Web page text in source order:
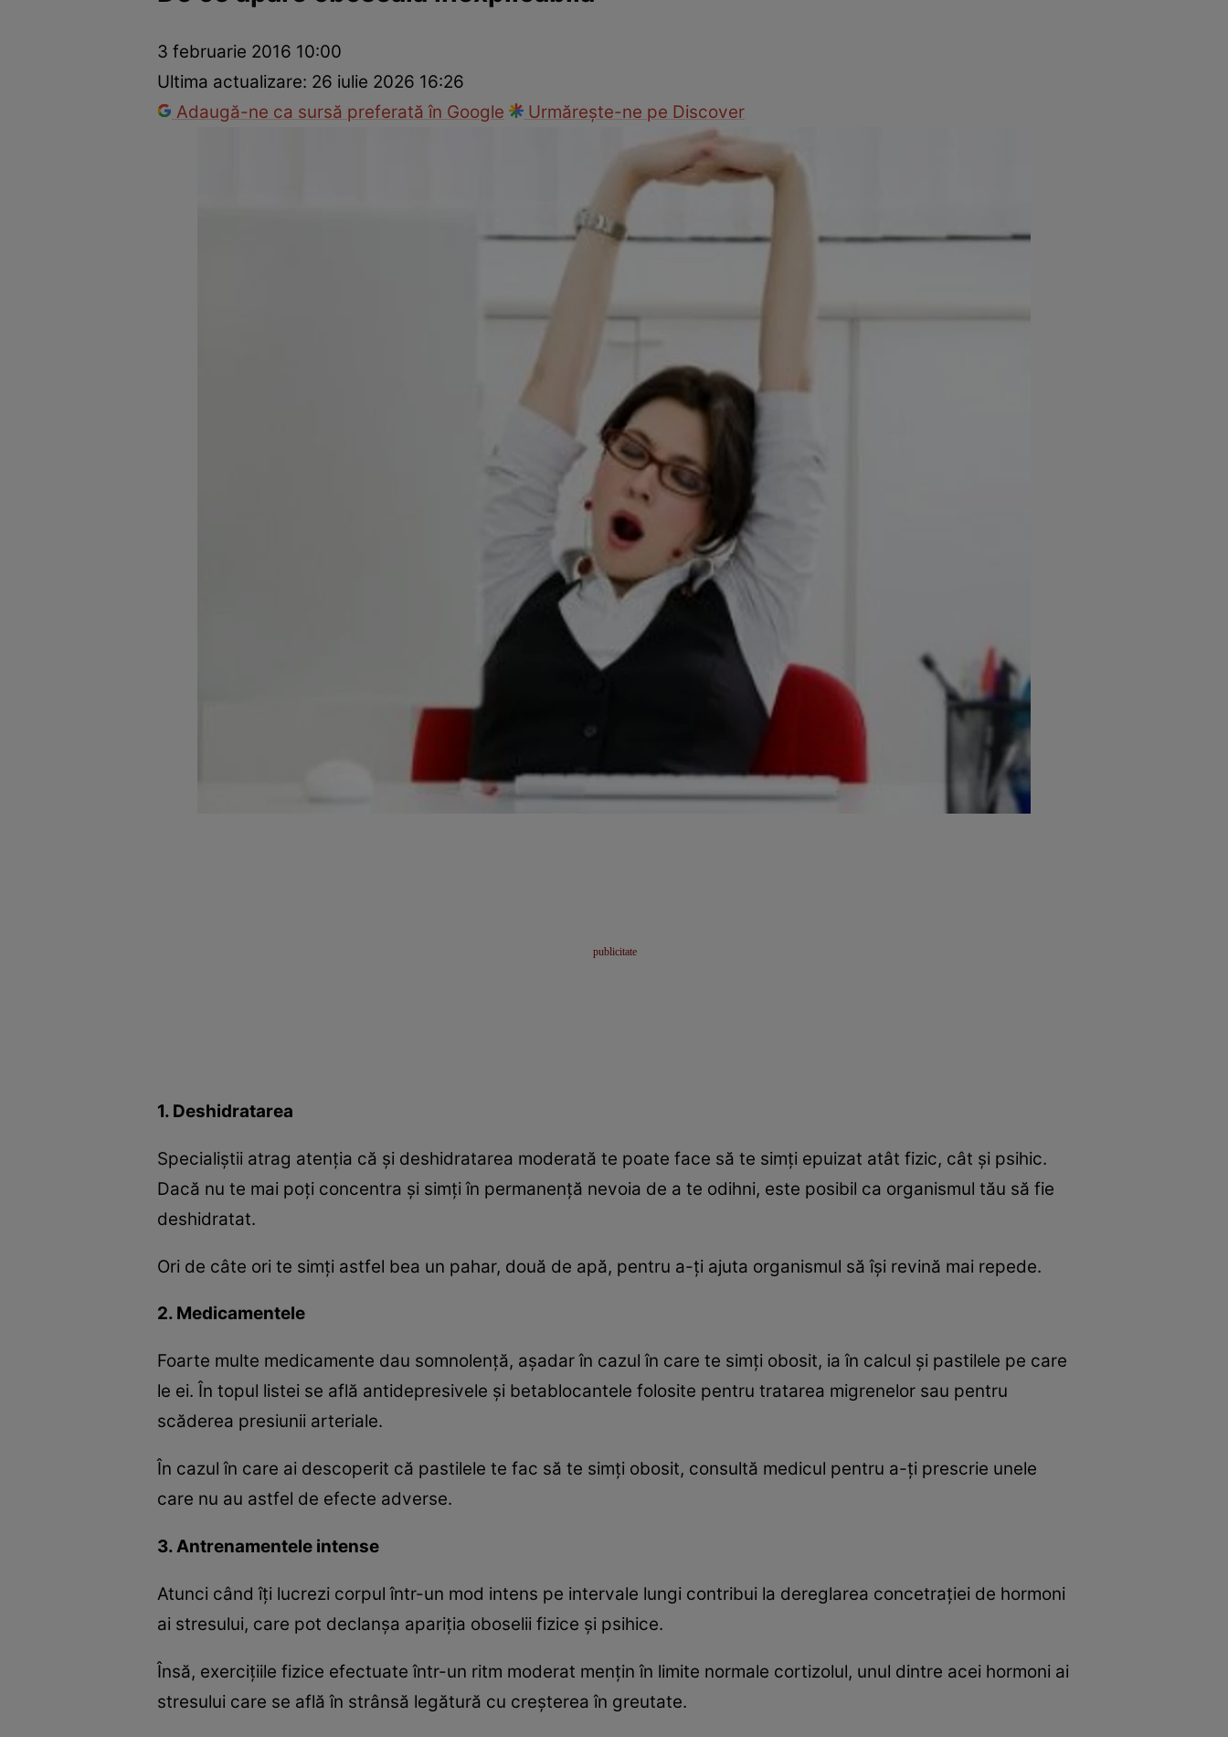
Prevenție și tratament Remedii naturisteMedicii răspund
3 februarie 2016 10:00
Ultima actualizare: 26 iulie 2026 16:26
Adaugă-ne ca sursă preferată în Google
Urmărește-ne pe Discover
1. Deshidratarea
Specialiştii atrag atenţia că şi deshidratarea moderată te poate face să te simţi epuizat atât fizic, cât şi psihic.
Dacă nu te mai poţi concentra şi simţi în permanenţă nevoia de a te odihni, este posibil ca organismul tău să fie
deshidratat.
Ori de câte ori te simţi astfel bea un pahar, două de apă, pentru a-ţi ajuta organismul să îşi revină mai repede.
2. Medicamentele
Foarte multe medicamente dau somnolenţă, aşadar în cazul în care te simţi obosit, ia în calcul şi pastilele pe care
le ei. În topul listei se află antidepresivele şi betablocantele folosite pentru tratarea migrenelor sau pentru
scăderea presiunii arteriale.
În cazul în care ai descoperit că pastilele te fac să te simţi obosit, consultă medicul pentru a-ţi prescrie unele
care nu au astfel de efecte adverse.
3. Antrenamentele intense
Atunci când îţi lucrezi corpul într-un mod intens pe intervale lungi contribui la dereglarea concetraţiei de hormoni
ai stresului, care pot declanşa apariţia oboselii fizice şi psihice.
Însă, exerciţiile fizice efectuate într-un ritm moderat menţin în limite normale cortizolul, unul dintre acei hormoni ai
stresului care se află în strânsă legătură cu creşterea în greutate.